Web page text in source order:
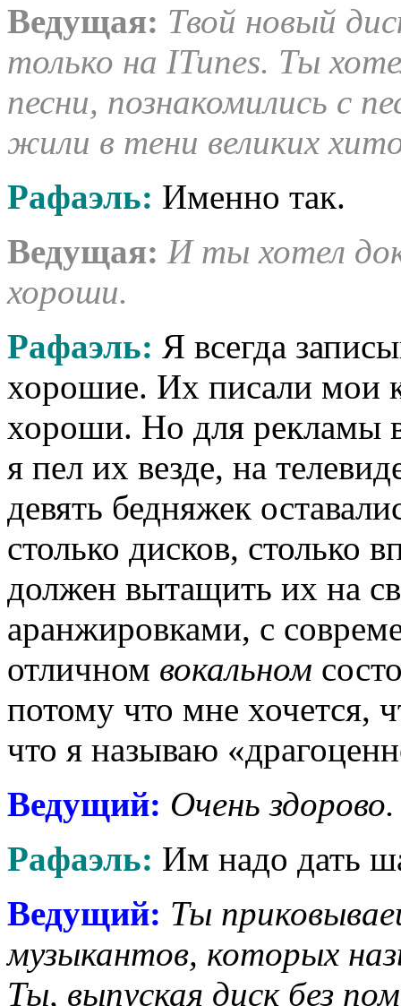
Ведущая: Твой новый
только на ITunes. Ты
песни, познакомились с
жили в тени великих
Рафаэль: Именно так.
Ведущая: И ты хотел
хороши.
Рафаэль: Я всегда
хорошие. Их писали мои
хороши. Но для рекламы
я пел их везде, на
девять бедняжек
столько дисков, столько
должен вытащить их на
аранжировками, с
отличном вокальном
потому что мне хочется,
что я называю
Ведущий: Очень здорово.
Рафаэль: Им надо дать
Ведущий: Ты
музыкантов, которых
Ты, выпуская диск без